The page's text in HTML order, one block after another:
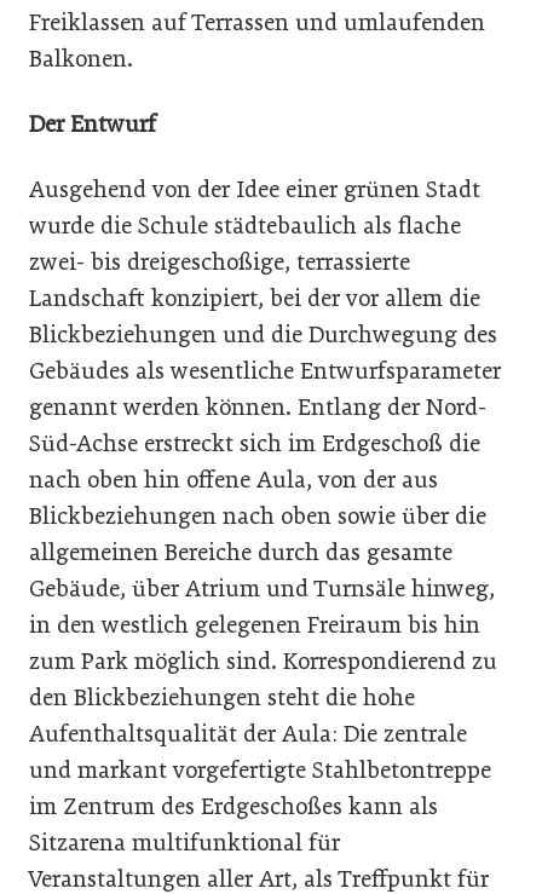
Freiklassen auf Terrassen und umlaufenden
Balkonen.
Der Entwurf
Ausgehend von der Idee einer grünen Stadt
wurde die Schule städtebaulich als flache
zwei- bis dreigeschoßige, terrassierte
Landschaft konzipiert, bei der vor allem die
Blickbeziehungen und die Durchwegung des
Gebäudes als wesentliche Entwurfsparameter
genannt werden können. Entlang der Nord-
Süd-Achse erstreckt sich im Erdgeschoß die
nach oben hin offene Aula, von der aus
Blickbeziehungen nach oben sowie über die
allgemeinen Bereiche durch das gesamte
Gebäude, über Atrium und Turnsäle hinweg,
in den westlich gelegenen Freiraum bis hin
zum Park möglich sind. Korrespondierend zu
den Blickbeziehungen steht die hohe
Aufenthaltsqualität der Aula: Die zentrale
und markant vorgefertigte Stahlbetontreppe
im Zentrum des Erdgeschoßes kann als
Sitzarena multifunktional für
Veranstaltungen aller Art, als Treffpunkt für